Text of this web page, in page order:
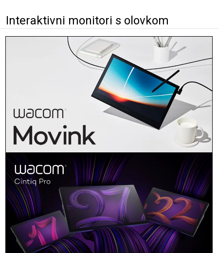
Interaktivni monitori s olovkom